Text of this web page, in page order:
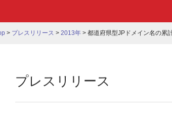
> プレスリリース > 2013年 > 都道府県型JPドメイン名の累
プレスリリース